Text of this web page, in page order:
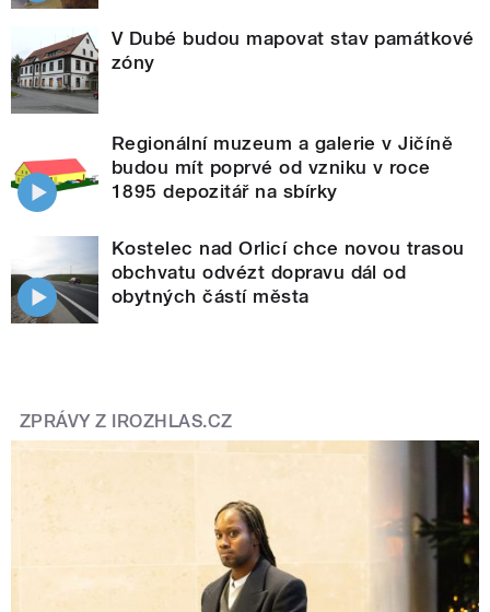
V Dubé budou mapovat stav památkové
zóny
Regionální muzeum a galerie v Jičíně
budou mít poprvé od vzniku v roce
1895 depozitář na sbírky
Kostelec nad Orlicí chce novou trasou
obchvatu odvézt dopravu dál od
obytných částí města
ZPRÁVY Z IROZHLAS.CZ